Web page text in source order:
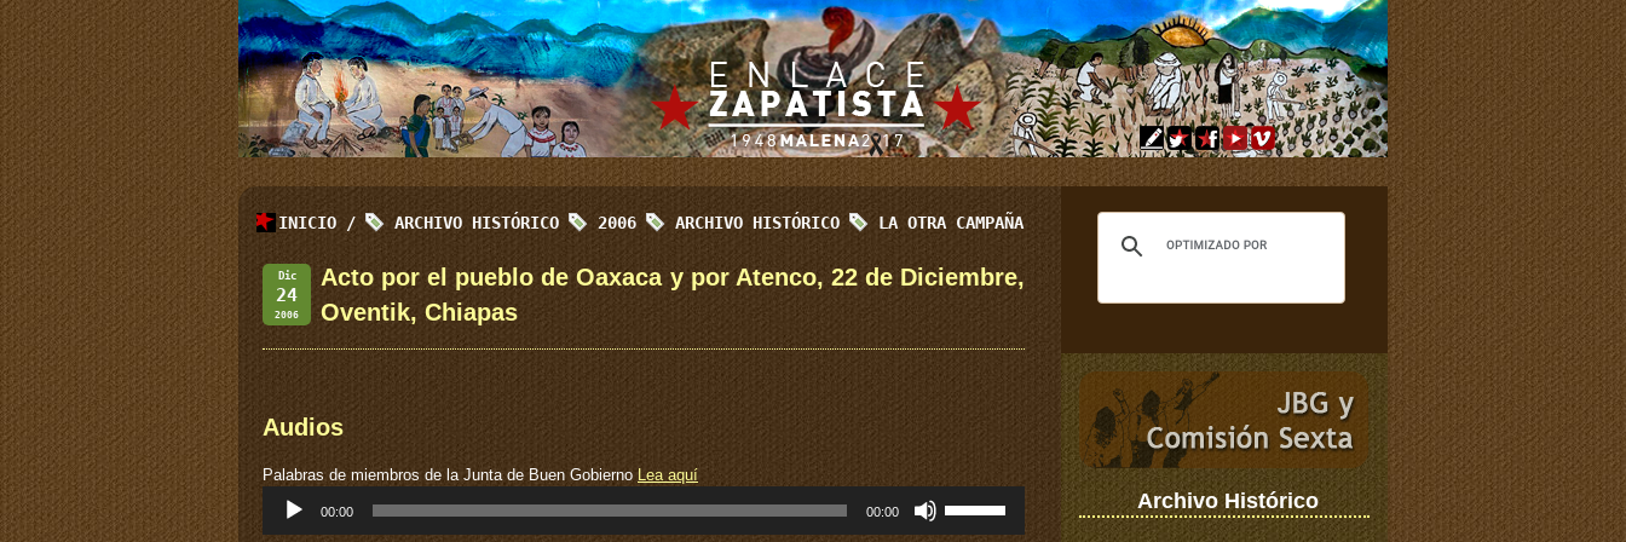
INICIO / ARCHIVO HISTÓRICO 2006 ARCHIVO HISTÓRICO LA OTRA CAMPAÑA
Dic
24
2006
Acto por el pueblo de Oaxaca y por Atenco, 22 de Diciembre,
Oventik, Chiapas
Audios
Palabras de miembros de la Junta de Buen Gobierno Lea aquí
Reproductor
00:00 00:00
las
Archivo Histórico